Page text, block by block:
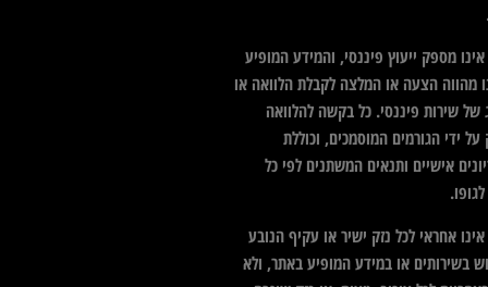
מספק ייעוץ פיננסי, והמידע המופיע
מהווה הצעה או המלצה לקבלת הלוואה או
של שירות פיננסי. כל בקשה להלוואה
על ידי הגורמים המוסמכים, וכוללת
אישיים ותנאים המשתנים לפי כל
אחראי לכל נזק ישיר או עקיף הנובע
בשירותים או במידע המופיע באתר, ולא